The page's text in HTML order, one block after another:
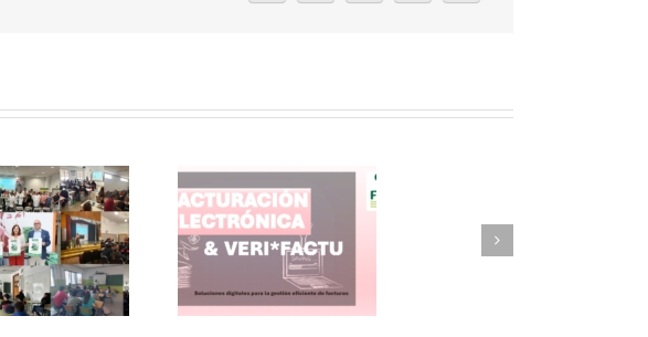
Ya disponible el
vídeo Webinar
«Facturación
siguen apostando